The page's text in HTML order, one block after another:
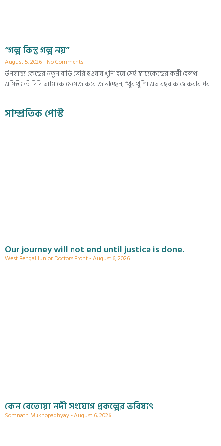
“গল্প কিন্তু গল্প নয়”
August 5, 2026 No Comments
উপস্বাস্থ্য কেন্দ্রের নতুন বাড়ি তৈরি হওয়ায় খুশি হয়ে সেই স্বাস্থ্যকেন্দ্রের কর্মী হেলথ
এসিস্ট্যান্ট দিদি আমাকে মেসেজ করে জানাচ্ছেন, “খুব খুশি। এত বছর কাজ করার পর
সাম্প্রতিক পোস্ট
Our journey will not end until justice is done.
West Bengal Junior Doctors Front August 6, 2026
কেন বেতোয়া নদী সংযোগ প্রকল্পের ভবিষ্যৎ
Somnath Mukhopadhyay August 6, 2026